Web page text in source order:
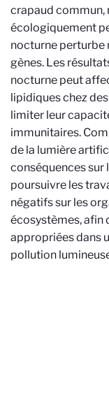
crapaud commun,
écologiquement
nocturne perturbe
gènes. Les
nocturne peut
lipidiques chez
limiter leur
immunitaires.
de la lumière
conséquences sur
poursuivre les
négatifs sur les
écosystèmes, afin
appropriées dans
pollution